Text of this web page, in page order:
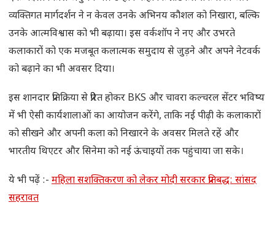
व्यक्तिगत मार्गदर्शन ने न केवल उनके अभिनय कौशल को निखारा, बल्कि
उनके आत्मविश्वास को भी बढ़ाया। इस वर्कशॉप ने नए और उभरते
कलाकारों को एक मजबूत कलात्मक समुदाय से जुड़ने और अपने नेटवर्क
को बढ़ाने का भी अवसर दिया।
इस शानदार प्रतिक्रिया से प्रेरित होकर BKS और चावरा कल्चरल सेंटर भविष्य
में भी ऐसी कार्यशालाओं का आयोजन करेंगे, ताकि नई पीढ़ी के कलाकारों
को सीखने और अपनी कला को निखारने के अवसर मिलते रहें और
भारतीय थिएटर और सिनेमा को नई ऊंचाइयों तक पहुंचाया जा सके।
ये भी पढ़ें :- महिला सशक्तिकरण को लेकर मोदी सरकार प्रतिबद्ध: सांसद
सहरावत